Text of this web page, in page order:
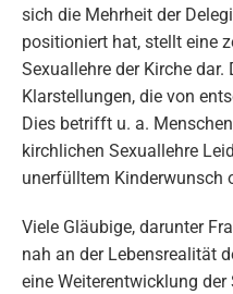
sich die Mehrheit der
positioniert hat, stellt eine
Sexuallehre der Kirche
Klarstellungen, die von
Dies betrifft u. a.
kirchlichen Sexuallehre
unerfülltem Kinderwunsch
Viele Gläubige, darunter
nah an der Lebensrealität
eine Weiterentwicklung